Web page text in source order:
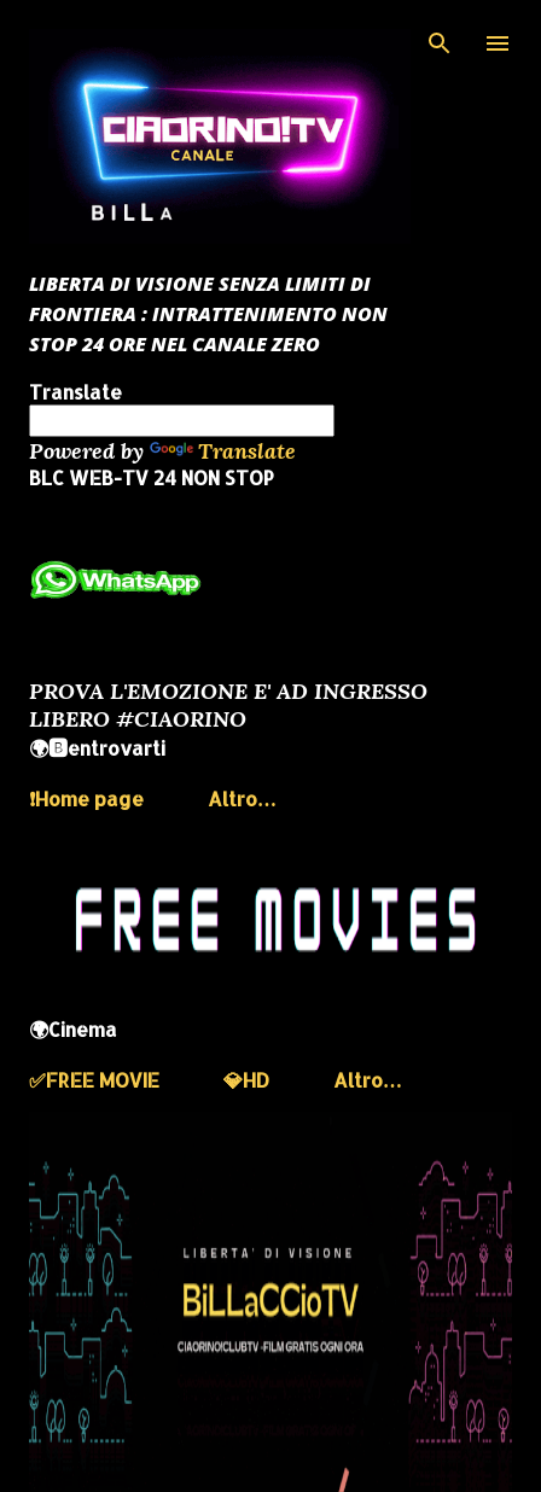
LIBERTA DI VISIONE SENZA LIMITI DI
FRONTIERA : INTRATTENIMENTO NON
STOP 24 ORE NEL CANALE ZERO
Translate
Powered by Translate
BLC WEB-TV 24 NON STOP
PROVA L'EMOZIONE E' AD INGRESSO
LIBERO #CIAORINO
🌍🅱️entrovarti
❗️Home page
Altro…
🌍Cinema
✅️FREE MOVIE
💎HD Altro…